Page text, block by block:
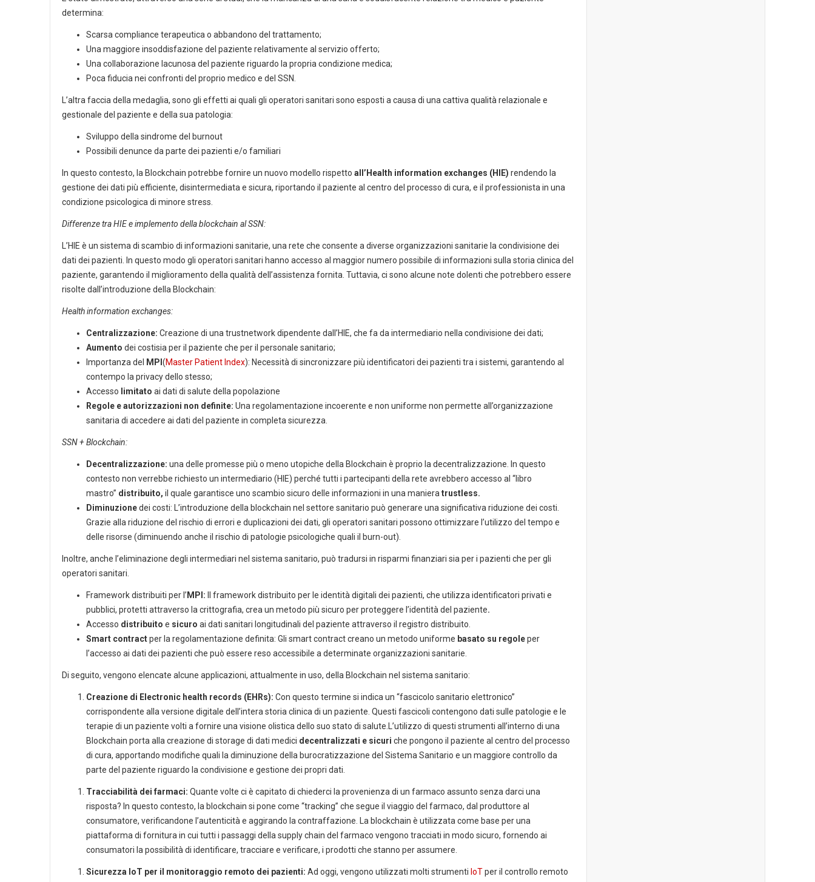
determina:
Scarsa compliance terapeutica o abbandono del trattamento;
Una maggiore insoddisfazione del paziente relativamente al servizio offerto;
Una collaborazione lacunosa del paziente riguardo la propria condizione medica;
Poca fiducia nei confronti del proprio medico e del SSN.
L’altra faccia della medaglia, sono gli effetti ai quali gli operatori sanitari sono esposti a causa di una cattiva qualità relazionale e
gestionale del paziente e della sua patologia:
Sviluppo della sindrome del burnout
Possibili denunce da parte dei pazienti e/o familiari
In questo contesto, la Blockchain potrebbe fornire un nuovo modello rispetto all’Health information exchanges (HIE) rendendo la
gestione dei dati più efficiente, disintermediata e sicura, riportando il paziente al centro del processo di cura, e il professionista in una
condizione psicologica di minore stress.
Differenze tra HIE e implemento della blockchain al SSN:
L’HIE è un sistema di scambio di informazioni sanitarie, una rete che consente a diverse organizzazioni sanitarie la condivisione dei
dati dei pazienti. In questo modo gli operatori sanitari hanno accesso al maggior numero possibile di informazioni sulla storia clinica del
paziente, garantendo il miglioramento della qualità dell’assistenza fornita. Tuttavia, ci sono alcune note dolenti che potrebbero essere
risolte dall’introduzione della Blockchain:
Health information exchanges:
Centralizzazione: Creazione di una trustnetwork dipendente dall’HIE, che fa da intermediario nella condivisione dei dati;
Aumento dei costisia per il paziente che per il personale sanitario;
Importanza del
MPI (Master Patient Index): Necessità di sincronizzare più identificatori dei pazienti tra i sistemi, garantendo al
contempo la privacy dello stesso;
Accesso limitato ai dati di salute della popolazione
Regole e autorizzazioni non definite: Una regolamentazione incoerente e non uniforme non permette all’organizzazione
sanitaria di accedere ai dati del paziente in completa sicurezza.
SSN + Blockchain:
Decentralizzazione: una delle promesse più o meno utopiche della Blockchain è proprio la decentralizzazione. In questo
contesto non verrebbe richiesto un intermediario (HIE) perché tutti i partecipanti della rete avrebbero accesso al “libro
mastro” distribuito, il quale garantisce uno scambio sicuro delle informazioni in una maniera trustless.
Diminuzionedei costi: L’introduzione della blockchain nel settore sanitario può generare una significativa riduzione dei costi.
Grazie alla riduzione del rischio di errori e duplicazioni dei dati, gli operatori sanitari possono ottimizzare l’utilizzo del tempo e
delle risorse (diminuendo anche il rischio di patologie psicologiche quali il burn-out).
Inoltre, anche l’eliminazione degli intermediari nel sistema sanitario, può tradursi in risparmi finanziari sia per i pazienti che per gli
operatori sanitari.
Framework distribuiti per l’ MPI:
Il framework distribuito per le identità digitali dei pazienti, che utilizza identificatori privati e
pubblici, protetti attraverso la crittografia, crea un metodo più sicuro per proteggere l’identità del paziente.
Accesso distribuito e sicuro ai dati sanitari longitudinali del paziente attraverso il registro distribuito.
Smart contractper la regolamentazione definita: Gli smart contract creano un metodo uniforme basato su regoleper
l’accesso ai dati dei pazienti che può essere reso accessibile a determinate organizzazioni sanitarie.
Di seguito, vengono elencate alcune applicazioni, attualmente in uso, della Blockchain nel sistema sanitario:
Creazione di Electronic health records (EHRs): Con questo termine si indica un “fascicolo sanitario elettronico”
corrispondente alla versione digitale dell’intera storia clinica di un paziente. Questi fascicoli contengono dati sulle patologie e le
terapie di un paziente volti a fornire una visione olistica dello suo stato di salute.L’utilizzo di questi strumenti all’interno di una
Blockchain porta alla creazione di storage di dati medici decentralizzati e sicuri che pongono il paziente al centro del processo
di cura, apportando modifiche quali la diminuzione della burocratizzazione del Sistema Sanitario e un maggiore controllo da
parte del paziente riguardo la condivisione e gestione dei propri dati.
Tracciabilità dei farmaci: Quante volte ci è capitato di chiederci la provenienza di un farmaco assunto senza darci una
risposta? In questo contesto, la blockchain si pone come “tracking” che segue il viaggio del farmaco, dal produttore al
consumatore, verificandone l’autenticità e aggirando la contraffazione. La blockchain è utilizzata come base per una
piattaforma di fornitura in cui tutti i passaggi della supply chain del farmaco vengono tracciati in modo sicuro, fornendo ai
consumatori la possibilità di identificare, tracciare e verificare, i prodotti che stanno per assumere.
Sicurezza IoT per il monitoraggio remoto dei pazienti: Ad oggi, vengono utilizzati molti strumenti IoTper il controllo remoto